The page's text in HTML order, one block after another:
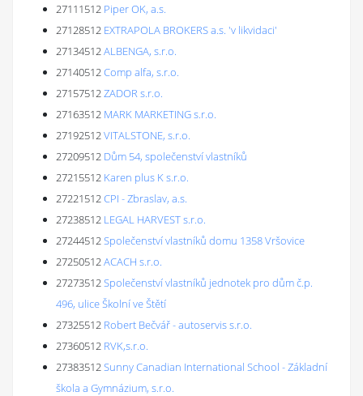
27111512 Piper OK, a.s.
27128512 EXTRAPOLA BROKERS a.s. 'v likvidaci'
27134512ALBENGA, s.r.o.
27140512Comp alfa, s.r.o.
27157512ZADOR s.r.o.
27163512 MARK MARKETING s.r.o.
27192512VITALSTONE, s.r.o.
27209512 Dům 54, společenství vlastníků
27215512 Karen plus K s.r.o.
27221512CPI - Zbraslav, a.s.
27238512 LEGAL HARVEST s.r.o.
27244512Společenství vlastníků domu 1358 Vršovice
27250512ACACH s.r.o.
27273512Společenství vlastníků jednotek pro dům č.p.
496, ulice Školní ve Štětí
27325512 Robert Bečvář - autoservis s.r.o.
27360512 RVK,s.r.o.
27383512Sunny Canadian International School - Základní
škola a Gymnázium, s.r.o.